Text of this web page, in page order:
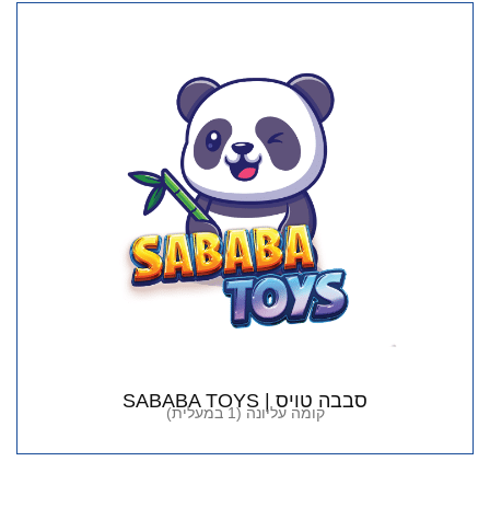
סבבה טויס | SABABA TOYS
קומה עליונה (1 במעלית)